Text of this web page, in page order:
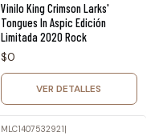
Vinilo King Crimson Larks'
Tongues In Aspic Edición
Limitada 2020 Rock
$0
VER DETALLES
MLC1407532921|